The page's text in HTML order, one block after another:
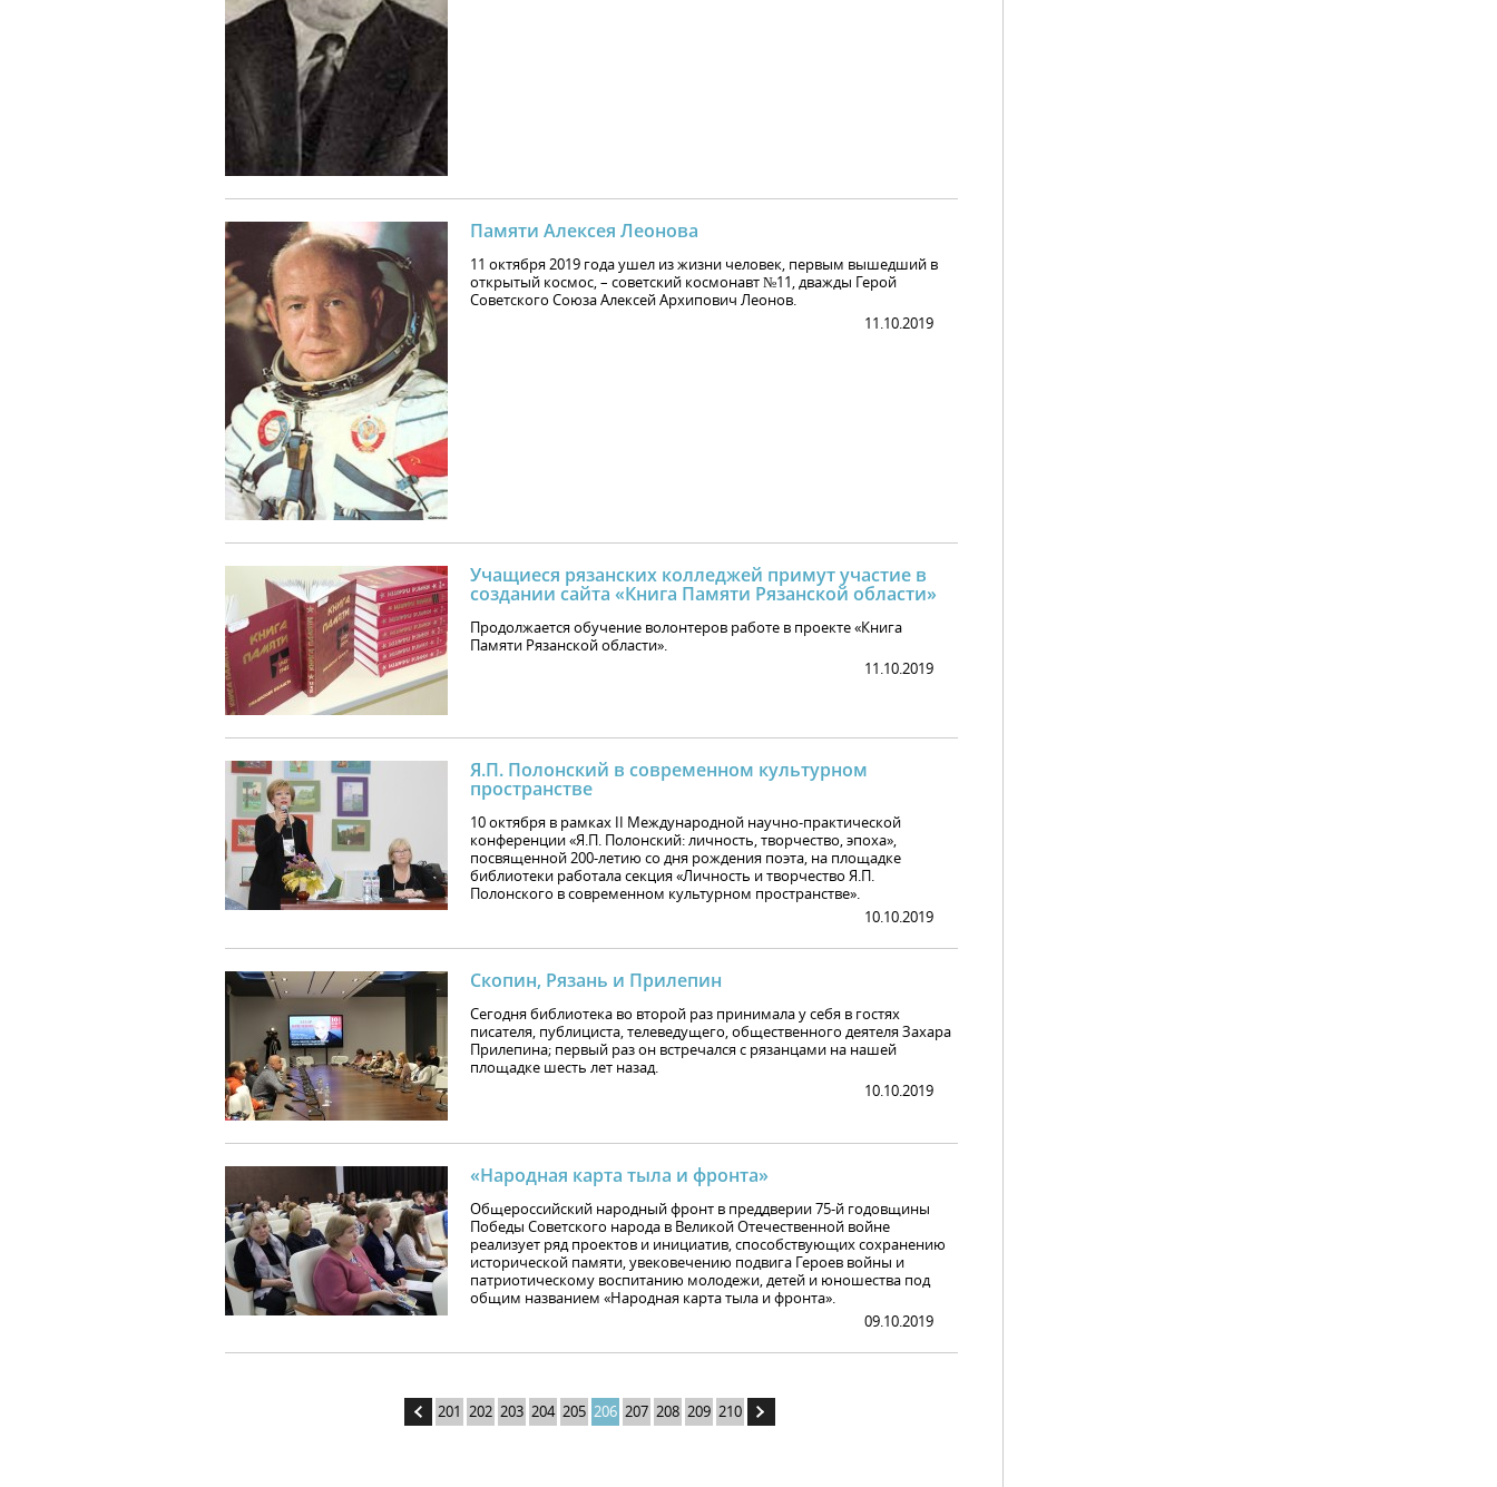
Памяти Алексея Леонова
11 октября 2019 года ушел из жизни человек, первым вышедший в
открытый космос, – советский космонавт №11, дважды Герой
Советского Союза Алексей Архипович Леонов.
11.10.2019
Учащиеся рязанских колледжей примут участие в
создании сайта «Книга Памяти Рязанской области»
Продолжается обучение волонтеров работе в проекте «Книга
Памяти Рязанской области».
11.10.2019
Я.П. Полонский в современном культурном
пространстве
10 октября в рамках II Международной научно-практической
конференции «Я.П. Полонский: личность, творчество, эпоха»,
посвященной 200-летию со дня рождения поэта, на площадке
библиотеки работала секция «Личность и творчество Я.П.
Полонского в современном культурном пространстве».
10.10.2019
Скопин, Рязань и Прилепин
Сегодня библиотека во второй раз принимала у себя в гостях
писателя, публициста, телеведущего, общественного деятеля Захара
Прилепина; первый раз он встречался с рязанцами на нашей
площадке шесть лет назад.
10.10.2019
«Народная карта тыла и фронта»
Общероссийский народный фронт в преддверии 75-й годовщины
Победы Советского народа в Великой Отечественной войне
реализует ряд проектов и инициатив, способствующих сохранению
исторической памяти, увековечению подвига Героев войны и
патриотическому воспитанию молодежи, детей и юношества под
общим названием «Народная карта тыла и фронта».
09.10.2019
201 202 203 204 205 206 207 208 209 210